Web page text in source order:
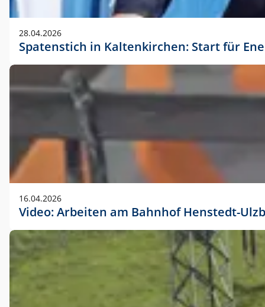
28.04.2026
Spatenstich in Kaltenkirchen: Start für
16.04.2026
Video: Arbeiten am Bahnhof Henstedt-